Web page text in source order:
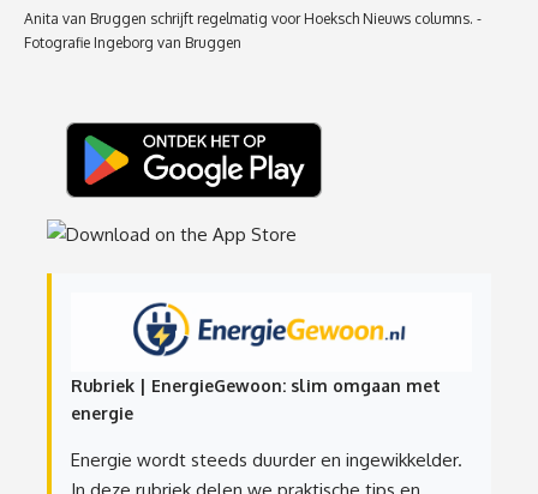
Anita van Bruggen schrijft regelmatig voor Hoeksch Nieuws columns. -
Fotografie Ingeborg van Bruggen
Rubriek | EnergieGewoon: slim omgaan met
energie
Energie wordt steeds duurder en ingewikkelder.